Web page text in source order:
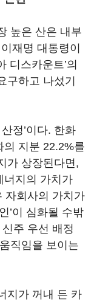
높은 산은 내부
재명 대통령이
디스카운트’의
구하고 나섰기
정’이다. 한화
의 지분 22.2%를
가 상장된다면,
너지의 가치가
자회사의 가치가
’이 심화될 수밖
주 우선 배정
직임을 보이는
지가 꺼내 든 카